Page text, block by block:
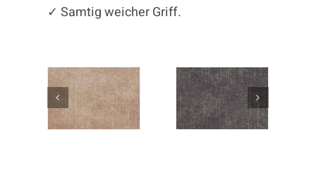
✓ Samtig weicher Griff.